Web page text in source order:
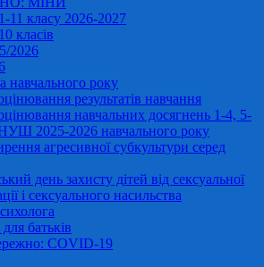
11 класу 2026-2027
класів
2026
навчального року
результатів навчання
навчальних досягнень 1-4, 5-
2025-2026 навчального року
агресивної субкультури серед
день захисту дітей від сексуальної
і сексуального насильства
батьків
COVID-19